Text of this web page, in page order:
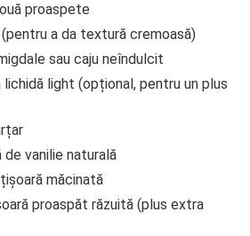
proaspete
a da textură cremoasă)
sau caju neîndulcit
light (opțional, pentru un plus
vanilie naturală
măcinată
proaspăt răzuită (plus extra